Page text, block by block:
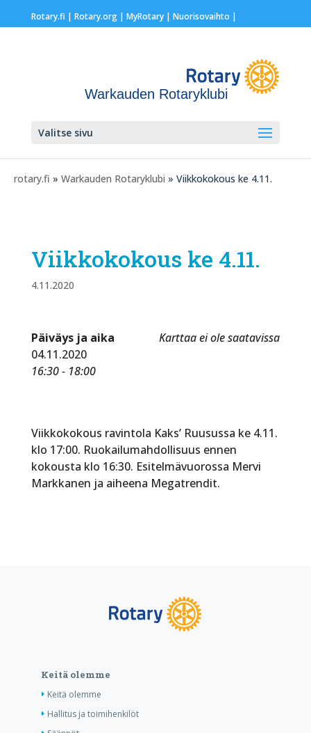
Rotary.fi | Rotary.org| MyRotary | Nuorisovaihto |
Warkauden Rotaryklubi
Valitse sivu
rotary.fi » Warkauden Rotaryklubi » Viikkokokous ke 4.11.
Viikkokokous ke 4.11.
4.11.2020
Karttaa ei ole saatavissa
Päiväys ja aika
04.11.2020
16:30 - 18:00
Viikkokokous ravintola Kaks’ Ruusussa ke 4.11.
klo 17:00. Ruokailumahdollisuus ennen
kokousta klo 16:30. Esitelmävuorossa Mervi
Markkanen ja aiheena Megatrendit.
Keitä olemme
Keitä olemme
Hallitus ja toimihenkilöt